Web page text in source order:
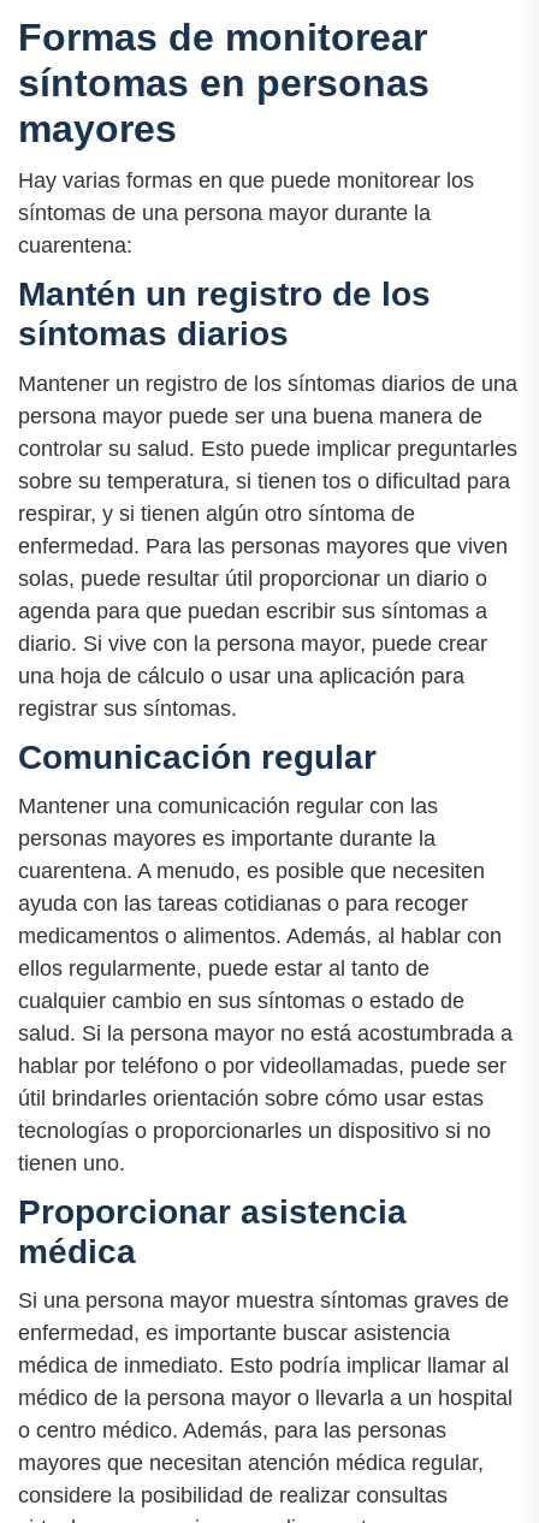
Formas de monitorear
síntomas en personas
mayores
Hay varias formas en que puede monitorear los
síntomas de una persona mayor durante la
cuarentena:
Mantén un registro de los
síntomas diarios
Mantener un registro de los síntomas diarios de una
persona mayor puede ser una buena manera de
controlar su salud. Esto puede implicar preguntarles
sobre su temperatura, si tienen tos o dificultad para
respirar, y si tienen algún otro síntoma de
enfermedad. Para las personas mayores que viven
solas, puede resultar útil proporcionar un diario o
agenda para que puedan escribir sus síntomas a
diario. Si vive con la persona mayor, puede crear
una hoja de cálculo o usar una aplicación para
registrar sus síntomas.
Comunicación regular
Mantener una comunicación regular con las
personas mayores es importante durante la
cuarentena. A menudo, es posible que necesiten
ayuda con las tareas cotidianas o para recoger
medicamentos o alimentos. Además, al hablar con
ellos regularmente, puede estar al tanto de
cualquier cambio en sus síntomas o estado de
salud. Si la persona mayor no está acostumbrada a
hablar por teléfono o por videollamadas, puede ser
útil brindarles orientación sobre cómo usar estas
tecnologías o proporcionarles un dispositivo si no
tienen uno.
Proporcionar asistencia
médica
Si una persona mayor muestra síntomas graves de
enfermedad, es importante buscar asistencia
médica de inmediato. Esto podría implicar llamar al
médico de la persona mayor o llevarla a un hospital
o centro médico. Además, para las personas
mayores que necesitan atención médica regular,
considere la posibilidad de realizar consultas